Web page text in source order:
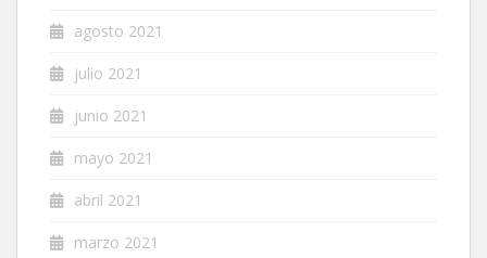
agosto 2021
julio 2021
junio 2021
mayo 2021
abril 2021
marzo 2021